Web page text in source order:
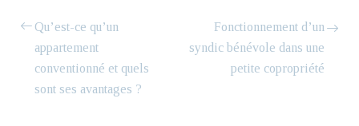
Qu’est-ce qu’un
appartement
conventionné et quels
sont ses avantages ?
Fonctionnement d’un
syndic bénévole dans une
petite copropriété